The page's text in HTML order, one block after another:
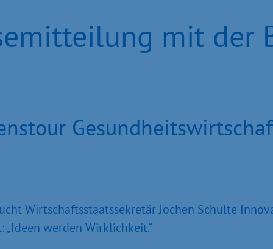
mit der
Wirt­schaftsstaatssekretär Jochen Schulte
werden Wirklichkeit.“